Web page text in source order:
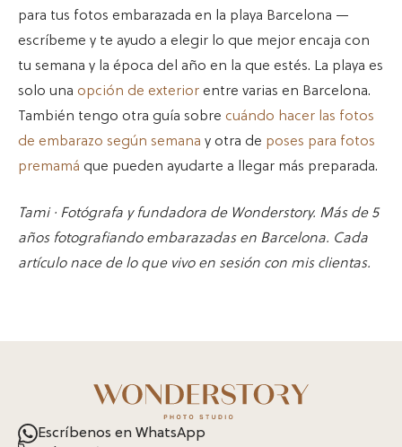
para tus fotos embarazada en la playa Barcelona —
escríbeme y te ayudo a elegir lo que mejor encaja con
tu semana y la época del año en la que estés. La playa es
solo una opción de exterior entre varias en Barcelona.
También tengo otra guía sobre cuándo hacer las fotos
de embarazo según semana y otra de poses para fotos
premamá que pueden ayudarte a llegar más preparada.
Tami · Fotógrafa y fundadora de Wonderstory. Más de 5
años fotografiando embarazadas en Barcelona. Cada
artículo nace de lo que vivo en sesión con mis clientas.
Escríbenos en WhatsApp